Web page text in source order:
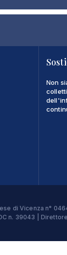
Non
di Vicenza n°
n. 39043 |